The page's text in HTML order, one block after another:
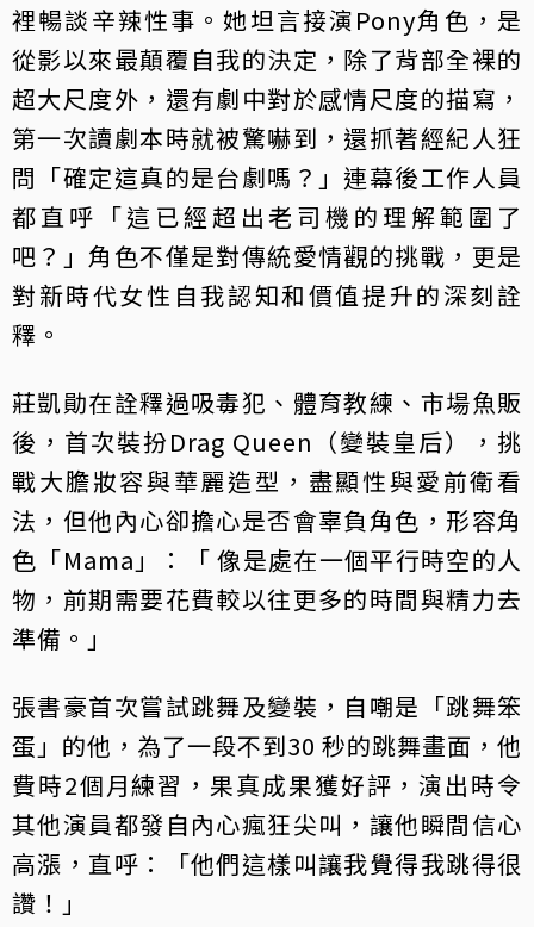
裡暢談辛辣性事。她坦言接演Pony角色，是
從影以來最顛覆自我的決定，除了背部全裸的
超大尺度外，還有劇中對於感情尺度的描寫，
第一次讀劇本時就被驚嚇到，還抓著經紀人狂
問「確定這真的是台劇嗎？」連幕後工作人員
都直呼「這已經超出老司機的理解範圍了
吧？」角色不僅是對傳統愛情觀的挑戰，更是
對新時代女性自我認知和價值提升的深刻詮
釋。
莊凱勛在詮釋過吸毒犯、體育教練、市場魚販
後，首次裝扮Drag Queen（變裝皇后），挑
戰大膽妝容與華麗造型，盡顯性與愛前衛看
法，但他內心卻擔心是否會辜負角色，形容角
色「Mama」：「 像是處在一個平行時空的人
物，前期需要花費較以往更多的時間與精力去
準備。」
張書豪首次嘗試跳舞及變裝，自嘲是「跳舞笨
蛋」的他，為了一段不到30 秒的跳舞畫面，他
費時2個月練習，果真成果獲好評，演出時令
其他演員都發自內心瘋狂尖叫，讓他瞬間信心
高漲，直呼：「他們這樣叫讓我覺得我跳得很
讚！」